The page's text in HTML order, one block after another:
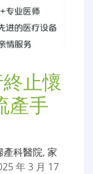
止懷
產手
產科醫院, 家
年 3 月 17